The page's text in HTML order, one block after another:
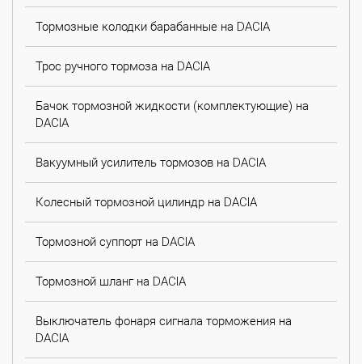
Тормозные колодки барабанные на DACIA
Трос ручного тормоза на DACIA
Бачок тормозной жидкости (комплектующие) на
DACIA
Вакуумный усилитель тормозов на DACIA
Колесный тормозной цилиндр на DACIA
Тормозной суппорт на DACIA
Тормозной шланг на DACIA
Выключатель фонаря сигнала торможения на
DACIA